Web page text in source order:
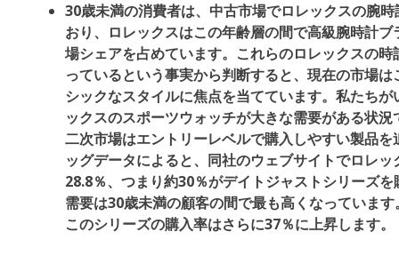
30歳未満の消費者は、中古市場でロレックスの腕
おり、ロレックスはこの年齢層の間で高級腕時計
場シェアを占めています。これらのロレックスの
っているという事実から判断すると、現在の市場
シックなスタイルに焦点を当てています。私たち
ックスのスポーツウォッチが大きな需要がある状
二次市場はエントリーレベルで購入しやすい製品
ッグデータによると、同社のウェブサイトでロレ
28.8％、つまり約30％がデイトジャストシリーズ
需要は30歳未満の顧客の間で最も高くなっていま
このシリーズの購入率はさらに37％に上昇します。